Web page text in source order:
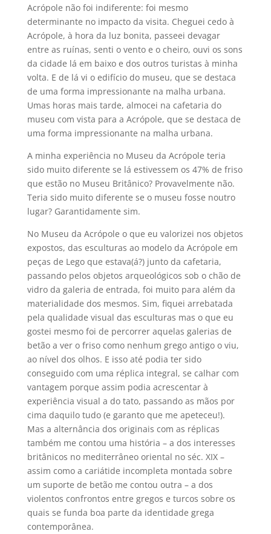
Acrópole não foi indiferente: foi mesmo
determinante no impacto da visita. Cheguei cedo à
Acrópole, à hora da luz bonita, passeei devagar
entre as ruínas, senti o vento e o cheiro, ouvi os sons
da cidade lá em baixo e dos outros turistas à minha
volta. E de lá vi o edifício do museu, que se destaca
de uma forma impressionante na malha urbana.
Umas horas mais tarde, almocei na cafetaria do
museu com vista para a Acrópole, que se destaca de
uma forma impressionante na malha urbana.
A minha experiência no Museu da Acrópole teria
sido muito diferente se lá estivessem os 47% de friso
que estão no Museu Britânico? Provavelmente não.
Teria sido muito diferente se o museu fosse noutro
lugar? Garantidamente sim.
No Museu da Acrópole o que eu valorizei nos objetos
expostos, das esculturas ao modelo da Acrópole em
peças de Lego que estava(á?) junto da cafetaria,
passando pelos objetos arqueológicos sob o chão de
vidro da galeria de entrada, foi muito para além da
materialidade dos mesmos. Sim, fiquei arrebatada
pela qualidade visual das esculturas mas o que eu
gostei mesmo foi de percorrer aquelas galerias de
betão a ver o friso como nenhum grego antigo o viu,
ao nível dos olhos. E isso até podia ter sido
conseguido com uma réplica integral, se calhar com
vantagem porque assim podia acrescentar à
experiência visual a do tato, passando as mãos por
cima daquilo tudo (e garanto que me apeteceu!).
Mas a alternância dos originais com as réplicas
também me contou uma história – a dos interesses
britânicos no mediterrâneo oriental no séc. XIX –
assim como a cariátide incompleta montada sobre
um suporte de betão me contou outra – a dos
violentos confrontos entre gregos e turcos sobre os
quais se funda boa parte da identidade grega
contemporânea.